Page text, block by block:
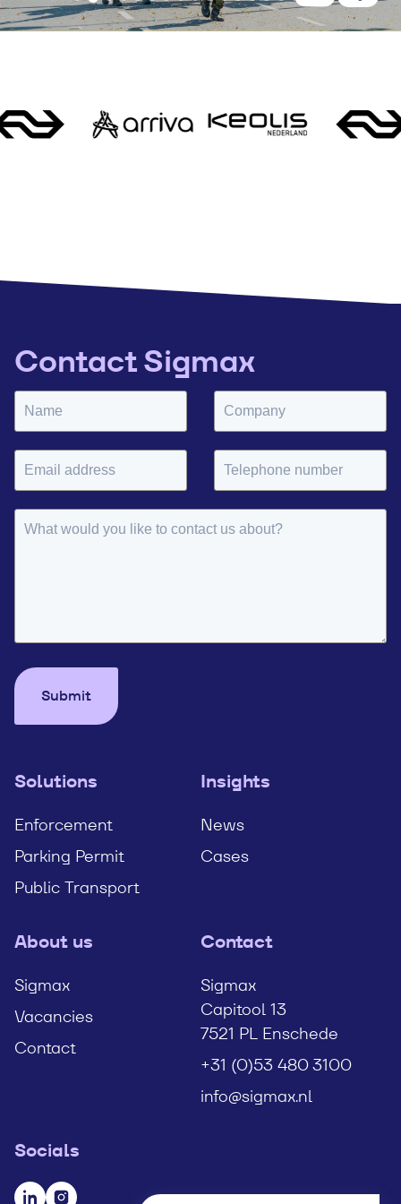
Contact Sigmax
Submit
Solutions
Enforcement
Parking Permit
Public Transport
Insights
News
Cases
About us
Sigmax
Vacancies
Contact
Contact
Sigmax
Capitool 13
7521 PL Enschede
+31 (0)53 480 3100
info@sigmax.nl
Socials
Visit our LinkedIn page
Visit our Instagram page